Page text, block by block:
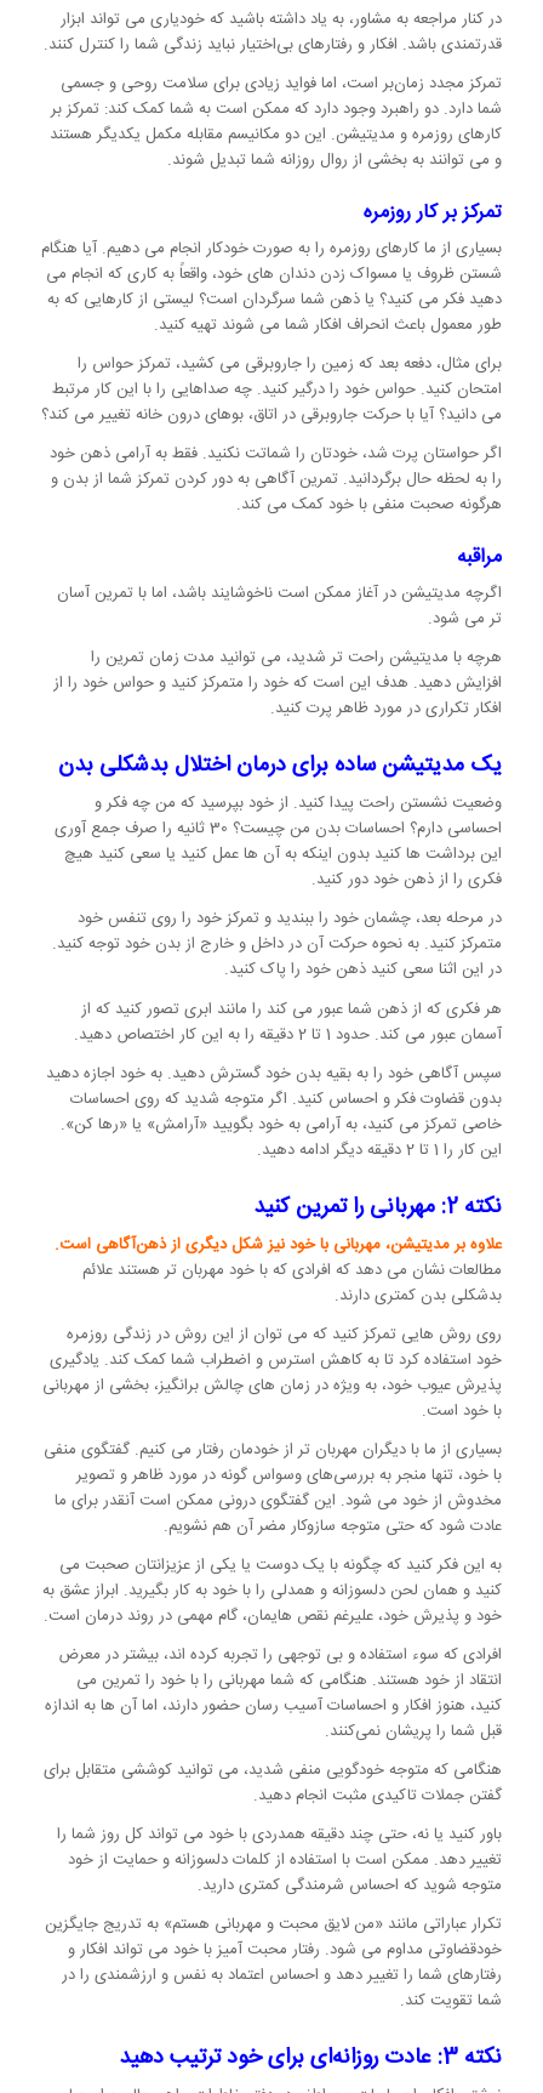
در کنار مراجعه به مشاور، به یاد داشته باشید که خودیاری می تواند ابزار
قدرتمندی باشد. افکار و رفتارهای بی‌اختیار نباید زندگی شما را کنترل کنند.
تمرکز مجدد زمان‌بر است، اما فواید زیادی برای سلامت روحی و جسمی
شما دارد. دو راهبرد وجود دارد که ممکن است به شما کمک کند: تمرکز بر
کارهای روزمره و مدیتیشن. این دو مکانیسم مقابله مکمل یکدیگر هستند
و می توانند به بخشی از روال روزانه شما تبدیل شوند.
تمرکز بر کار روزمره
بسیاری از ما کارهای روزمره را به صورت خودکار انجام می دهیم. آیا هنگام
شستن ظروف یا مسواک زدن دندان های خود، واقعاً به کاری که انجام می
دهید فکر می کنید؟ یا ذهن شما سرگردان است؟ لیستی از کارهایی که به
طور معمول باعث انحراف افکار شما می شوند تهیه کنید.
برای مثال، دفعه بعد که زمین را جاروبرقی می کشید، تمرکز حواس را
امتحان کنید. حواس خود را درگیر کنید. چه صداهایی را با این کار مرتبط
می دانید؟ آیا با حرکت جاروبرقی در اتاق، بوهای درون خانه تغییر می کند؟
اگر حواستان پرت شد، خودتان را شماتت نکنید. فقط به آرامی ذهن خود
را به لحظه حال برگردانید. تمرین آگاهی به دور کردن تمرکز شما از بدن و
هرگونه صحبت منفی با خود کمک می کند.
مراقبه
اگرچه مدیتیشن در آغاز ممکن است ناخوشایند باشد، اما با تمرین آسان
تر می شود.
هرچه با مدیتیشن راحت تر شدید، می توانید مدت زمان تمرین را
افزایش دهید. هدف این است که خود را متمرکز کنید و حواس خود را از
افکار تکراری در مورد ظاهر پرت کنید.
یک مدیتیشن ساده برای درمان اختلال بدشکلی بدن
وضعیت نشستن راحت پیدا کنید. از خود بپرسید که من چه فکر و
احساسی دارم؟ احساسات بدن من چیست؟ 30 ثانیه را صرف جمع آوری
این برداشت ها کنید بدون اینکه به آن ها عمل کنید یا سعی کنید هیچ
فکری را از ذهن خود دور کنید.
در مرحله بعد، چشمان خود را ببندید و تمرکز خود را روی تنفس خود
متمرکز کنید. به نحوه حرکت آن در داخل و خارج از بدن خود توجه کنید.
در این اثنا سعی کنید ذهن خود را پاک کنید.
هر فکری که از ذهن شما عبور می کند را مانند ابری تصور کنید که از
آسمان عبور می کند. حدود 1 تا 2 دقیقه را به این کار اختصاص دهید.
سپس آگاهی خود را به بقیه بدن خود گسترش دهید. به خود اجازه دهید
بدون قضاوت فکر و احساس کنید. اگر متوجه شدید که روی احساسات
خاصی تمرکز می کنید، به آرامی به خود بگویید «آرامش» یا «رها کن».
این کار را 1 تا 2 دقیقه دیگر ادامه دهید.
نکته 2: مهربانی را تمرین کنید
علاوه بر مدیتیشن، مهربانی با خود نیز شکل دیگری از ذهن‌آگاهی است.
مطالعات نشان می دهد که افرادی که با خود مهربان تر هستند علائم
بدشکلی بدن کمتری دارند.
روی روش هایی تمرکز کنید که می توان از این روش در زندگی روزمره
خود استفاده کرد تا به کاهش استرس و اضطراب شما کمک کند. یادگیری
پذیرش عیوب خود، به ویژه در زمان های چالش برانگیز، بخشی از مهربانی
با خود است.
بسیاری از ما با دیگران مهربان تر از خودمان رفتار می کنیم. گفتگوی منفی
با خود، تنها منجر به بررسی‌های وسواس گونه در مورد ظاهر و تصویر
مخدوش از خود می شود. این گفتگوی درونی ممکن است آنقدر برای ما
عادت شود که حتی متوجه سازوکار مضر آن هم نشویم.
به این فکر کنید که چگونه با یک دوست یا یکی از عزیزانتان صحبت می
کنید و همان لحن دلسوزانه و همدلی را با خود به کار بگیرید. ابراز عشق به
خود و پذیرش خود، علیرغم نقص هایمان، گام مهمی در روند درمان است.
افرادی که سوء استفاده و بی توجهی را تجربه کرده اند، بیشتر در معرض
انتقاد از خود هستند. هنگامی که شما مهربانی را با خود را تمرین می
کنید، هنوز افکار و احساسات آسیب رسان حضور دارند، اما آن ها به اندازه
قبل شما را پریشان نمی‌کنند.
هنگامی که متوجه خودگویی منفی شدید، می توانید کوششی متقابل برای
گفتن جملات تاکیدی مثبت انجام دهید.
باور کنید یا نه، حتی چند دقیقه همدردی با خود می تواند کل روز شما را
تغییر دهد. ممکن است با استفاده از کلمات دلسوزانه و حمایت از خود
متوجه شوید که احساس شرمندگی کمتری دارید.
تکرار عباراتی مانند «من لایق محبت و مهربانی هستم» به تدریج جایگزین
خودقضاوتی مداوم می شود. رفتار محبت آمیز با خود می تواند افکار و
رفتارهای شما را تغییر دهد و احساس اعتماد به نفس و ارزشمندی را در
شما تقویت کند.
نکته 3: عادت روزانه‌ای برای خود ترتیب دهید